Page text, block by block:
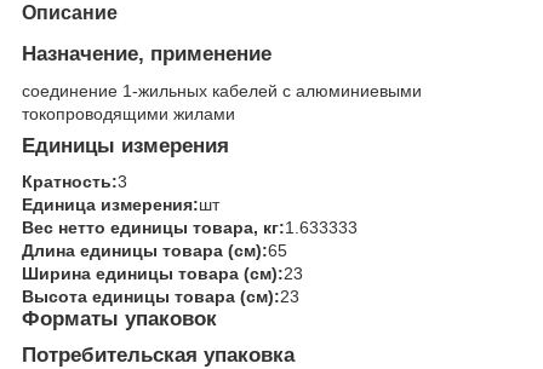
Описание
Назначение, применение
соединение 1-жильных кабелей с алюминиевыми
токопроводящими жилами
Единицы измерения
Кратность:3
Единица измерения:шт
Вес нетто единицы товара, кг:1.633333
Длина единицы товара (см):65
Ширина единицы товара (см):23
Высота единицы товара (см):23
Форматы упаковок
Потребительская упаковка